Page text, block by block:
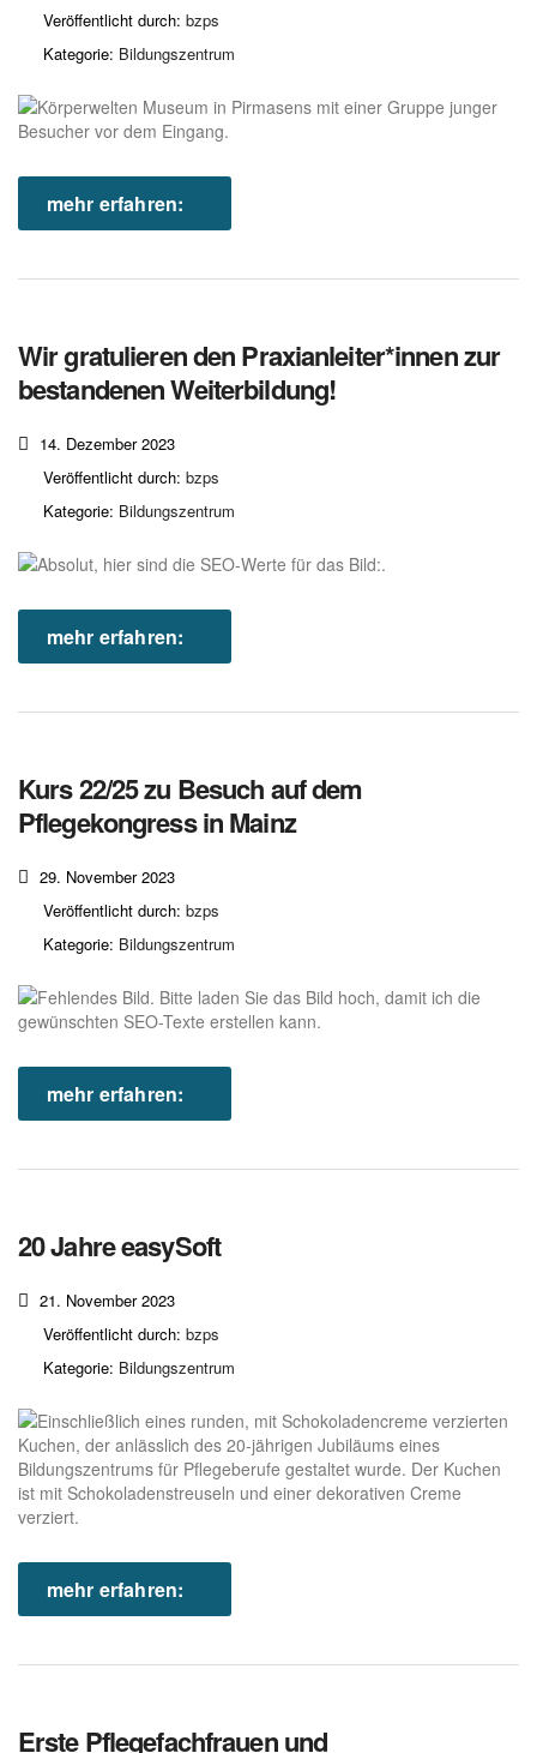
Veröffentlicht durch: bzps
Kategorie: Bildungszentrum
mehr erfahren:
Wir gratulieren den Praxianleiter*innen zur
bestandenen Weiterbildung!
14. Dezember 2023
Veröffentlicht durch: bzps
Kategorie: Bildungszentrum
mehr erfahren:
Kurs 22/25 zu Besuch auf dem
Pflegekongress in Mainz
29. November 2023
Veröffentlicht durch: bzps
Kategorie: Bildungszentrum
mehr erfahren:
20 Jahre easySoft
21. November 2023
Veröffentlicht durch: bzps
Kategorie: Bildungszentrum
mehr erfahren:
Erste Pflegefachfrauen und